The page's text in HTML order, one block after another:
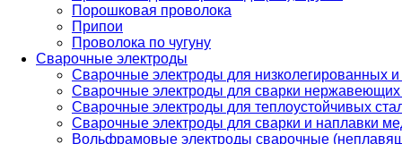
Порошковая проволока
Припои
Проволока по чугуну
Сварочные электроды
Сварочные электроды для низколегированных и
Сварочные электроды для сварки
Сварочные электроды для теплоустойчивых
Сварочные электроды для сварки и наплавки
Вольфрамовые электроды сварочные